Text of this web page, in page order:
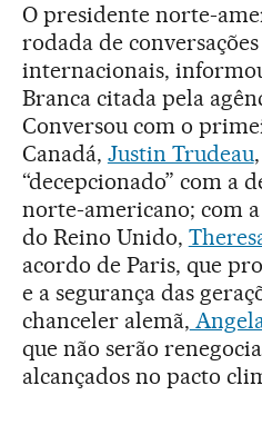
O presidente norte-
rodada de
internacionais,
Branca citada pela
Conversou com o
Canadá, Justin Trudeau
“decepcionado” com a
norte-americano; com
do Reino Unido,
acordo de Paris, que
e a segurança das
chanceler alemã,
que não serão
alcançados no pacto